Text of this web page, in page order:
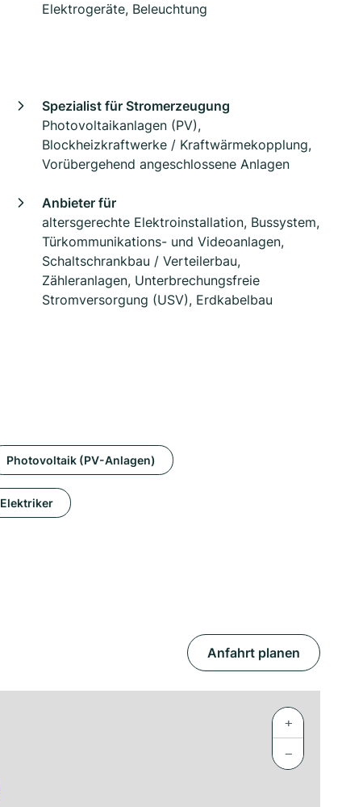
Elektrogeräte, Beleuchtung
Spezialist für Stromerzeugung
Photovoltaikanlagen (PV),
Blockheizkraftwerke / Kraftwärmekopplung,
Vorübergehend angeschlossene Anlagen
Anbieter für
altersgerechte Elektroinstallation, Bussystem,
Türkommunikations- und Videoanlagen,
Schaltschrankbau / Verteilerbau,
Zähleranlagen, Unterbrechungsfreie
Stromversorgung (USV), Erdkabelbau
Photovoltaik (PV-Anlagen)
Elektriker
Anfahrt planen
+
−